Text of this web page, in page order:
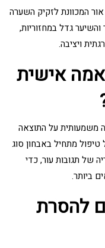
אור המכוונת לזקיק השערה
גדל במחזוריות,
ויציבה.
אישית
משמעותית על התוצאה
מתחיל באבחון סוג
של תגובות עור, כדי
ביותר.
להסרת